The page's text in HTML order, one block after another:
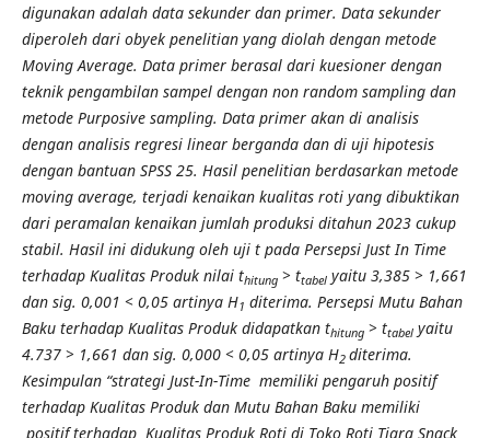
digunakan adalah data sekunder dan primer. Data sekunder
diperoleh dari obyek penelitian yang diolah dengan metode
Moving Average. Data primer berasal dari kuesioner dengan
teknik pengambilan sampel dengan non random sampling dan
metode Purposive sampling. Data primer akan di analisis
dengan analisis regresi linear berganda dan di uji hipotesis
dengan bantuan SPSS 25. Hasil penelitian berdasarkan metode
moving average, terjadi kenaikan kualitas roti yang dibuktikan
dari peramalan kenaikan jumlah produksi ditahun 2023 cukup
stabil. Hasil ini didukung oleh uji t pada Persepsi Just In Time
terhadap Kualitas Produk nilai thitung> ttabelyaitu 3,385 > 1,661
dan sig. 0,001 < 0,05 artinya H1 diterima. Persepsi Mutu Bahan
Baku terhadap Kualitas Produk didapatkan thitung> ttabelyaitu
4.737 > 1,661 dan sig. 0,000 < 0,05 artinya H2 diterima.
Kesimpulan “strategi Just-In-Time memiliki pengaruh positif
terhadap Kualitas Produk dan Mutu Bahan Baku memiliki
positif terhadap Kualitas Produk Roti di Toko Roti Tiara Snack